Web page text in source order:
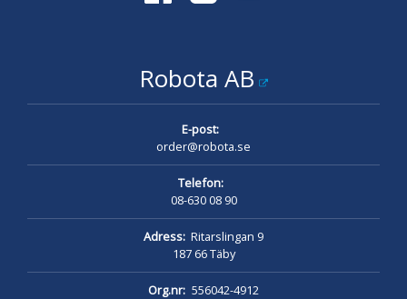
Robota AB
E-post:
order@robota.se
Telefon:
08-630 08 90
Adress: Ritarslingan 9
187 66 Täby
Org.nr: 556042-4912